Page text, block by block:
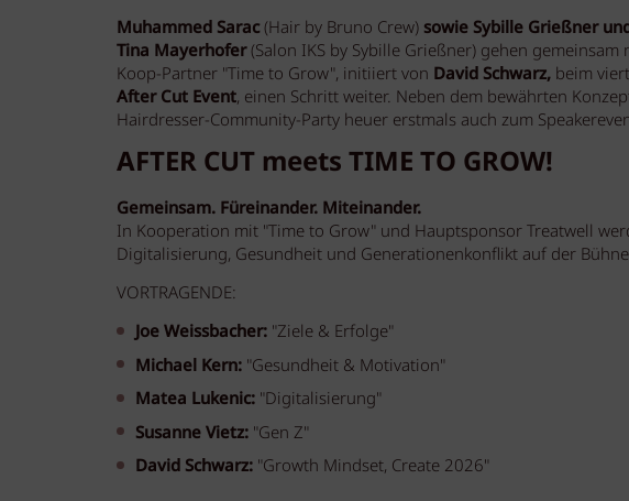
Muhammed Sarac(Hair by Bruno Crew) sowie Sybille Grießner
Tina Mayerhofer(Salon IKS by Sybille Grießner) gehen gemeinsam
Koop-Partner "Time to Grow", initiiert von David Schwarz,beim
After Cut Event, einen Schritt weiter. Neben dem bewährten
Hairdresser-Community-Party heuer erstmals auch zum
AFTER CUT meets TIME TO GROW!
Gemeinsam. Füreinander. Miteinander.
In Kooperation mit "Time to Grow" und Hauptsponsor Treatwell
Digitalisierung, Gesundheit und Generationenkonflikt auf der
VORTRAGENDE:
Joe Weissbacher: "Ziele & Erfolge"
Michael Kern: "Gesundheit & Motivation"
Matea Lukenic: "Digitalisierung"
Susanne Vietz: "Gen Z"
David Schwarz: "Growth Mindset, Create 2026"